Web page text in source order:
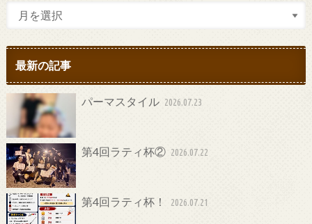
最新の記事
パーマスタイル 2026.07.23
第4回ラティ杯② 2026.07.22
第4回ラティ杯！ 2026.07.21